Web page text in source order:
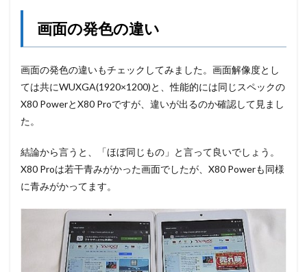
画面の発色の違い
画面の発色の違いもチェックしてみました。画面解像度とし
ては共にWUXGA(1920×1200)と、性能的には同じスペックの
X80 PowerとX80 Proですが、違いが出るのか確認して見まし
た。
結論から言うと、「ほぼ同じもの」と言って良いでしょう。
X80 Proは若干青みがかった画面でしたが、X80 Powerも同様
に青みがかってます。